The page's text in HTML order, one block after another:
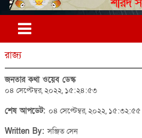
রাজ্য
জনতার কথা ওয়েব ডেস্ক
০৪ সেপ্টেম্বর, ২০২২, ১৫:২৪:৫৩
শেষ আপডেট: ০৪ সেপ্টেম্বর, ২০২২, ১৫:৩২:৫৫
Written By:সঞ্জিত সেন